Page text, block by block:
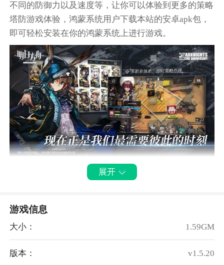
不同的防御力以及速度等，让你可以体验到更多的策略
塔防游戏体验，鸿蒙系统用户下载本站的安卓apk包，
即可轻松安装在你的鸿蒙系统上进行游戏。
明日方舟鸿蒙版特色：
要错过这款精良的塔防游戏。
过程中赏心悦目。
进行上阵，轻松通过关卡考验。
展开
游戏信息
大小： 1.59GM
版本： v1.5.20